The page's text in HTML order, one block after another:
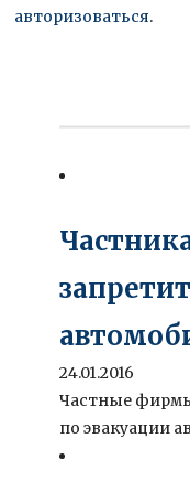
авторизоваться.
24.01.2016
Частные фирмы
по эвакуации